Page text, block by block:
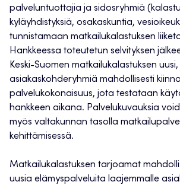
palveluntuottajia ja sidosryhmiä
kyläyhdistyksiä, osakaskuntia,
tunnistamaan matkailukalastuksen
Hankkeessa toteutetun selvityksen
Keski-Suomen matkailukalastuksen
asiakaskohderyhmiä mahdollisesti
palvelukokonaisuus, jota testataan
hankkeen aikana. Palvelukuvauksia
myös valtakunnan tasolla
kehittämisessä.
Matkailukalastuksen tarjoamat
uusia elämyspalveluita laajemmalle